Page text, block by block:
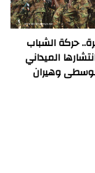
حركة الشباب
الميداني
وهيران